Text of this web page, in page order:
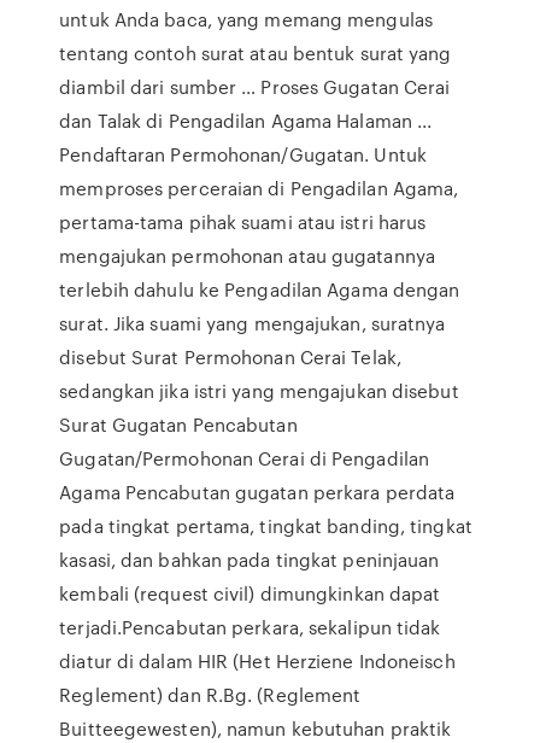
untuk Anda baca, yang memang mengulas
tentang contoh surat atau bentuk surat yang
diambil dari sumber … Proses Gugatan Cerai
dan Talak di Pengadilan Agama Halaman ...
Pendaftaran Permohonan/Gugatan. Untuk
memproses perceraian di Pengadilan Agama,
pertama-tama pihak suami atau istri harus
mengajukan permohonan atau gugatannya
terlebih dahulu ke Pengadilan Agama dengan
surat. Jika suami yang mengajukan, suratnya
disebut Surat Permohonan Cerai Telak,
sedangkan jika istri yang mengajukan disebut
Surat Gugatan Pencabutan
Gugatan/Permohonan Cerai di Pengadilan
Agama Pencabutan gugatan perkara perdata
pada tingkat pertama, tingkat banding, tingkat
kasasi, dan bahkan pada tingkat peninjauan
kembali (request civil) dimungkinkan dapat
terjadi.Pencabutan perkara, sekalipun tidak
diatur di dalam HIR (Het Herziene Indoneisch
Reglement) dan R.Bg. (Reglement
Buitteegewesten), namun kebutuhan praktik